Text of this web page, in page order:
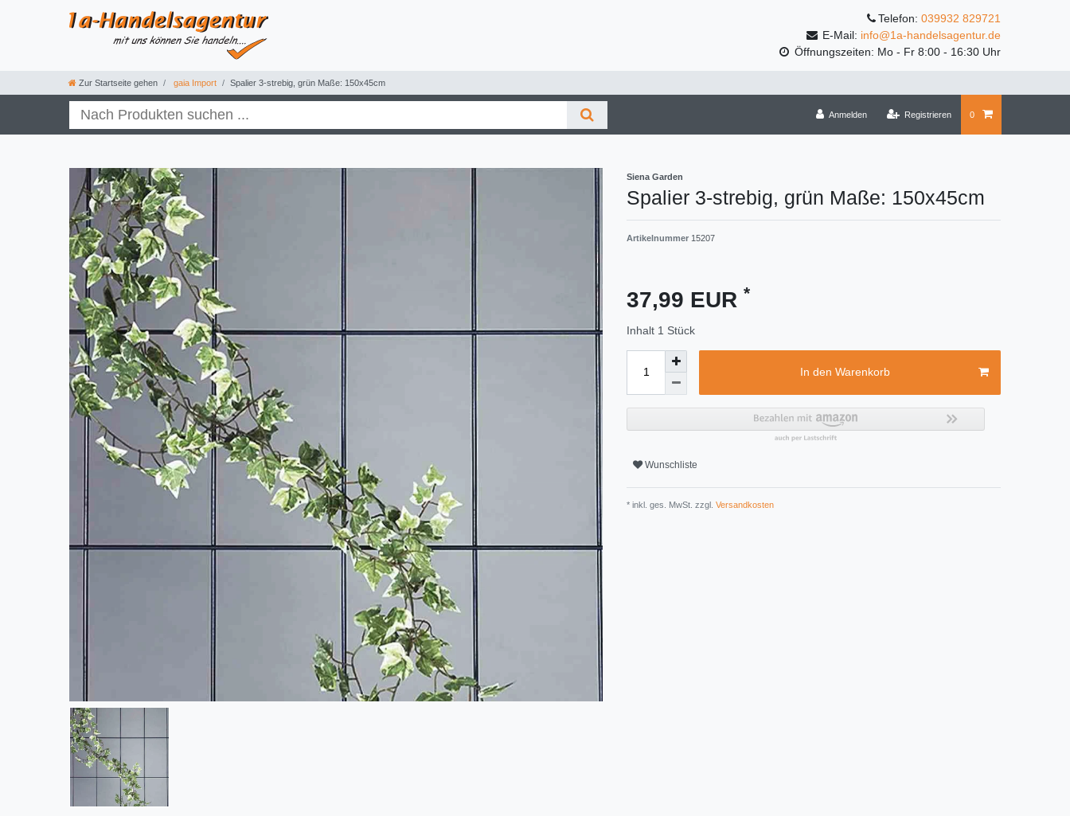
Telefon: 039932 829721
E-Mail: info@1a-handelsagentur.de
Öffnungszeiten: Mo - Fr 8:00 - 16:30 Uhr
Zur Startseite gehen gaia Import Spalier 3-strebig, grün Maße: 150x45cm
Anmelden Registrieren 0
Siena Garden
Spalier 3-strebig, grün Maße: 150x45cm
Artikelnummer 15207
37,99 EUR *
Inhalt 1 Stück
In den Warenkorb
Wunschliste
* inkl. ges. MwSt. zzgl. Versandkosten